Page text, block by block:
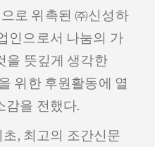
로 위촉된 ㈜신성하
인으로서 나눔의 가
을 뜻깊게 생각한
위한 후원활동에 열
감을 전했다.
, 최고의 조간신문